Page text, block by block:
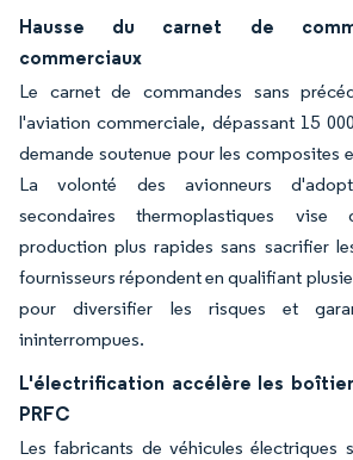
Hausse du carnet de
commerciaux
Le carnet de commandes sans
l'aviation commerciale, dépassant 15
demande soutenue pour les composites
La volonté des avionneurs
secondaires thermoplastiques
production plus rapides sans sacrifier
fournisseurs répondent en qualifiant
pour diversifier les risques et
ininterrompues.
L'électrification accélère les
PRFC
Les fabricants de véhicules électriques